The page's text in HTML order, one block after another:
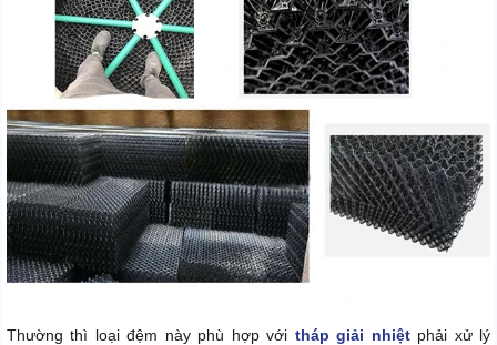
Thường thì loại đệm này phù hợp với tháp giải nhiệtphải xử lý